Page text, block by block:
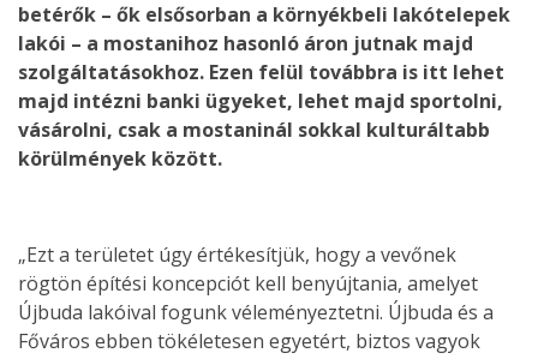
betérők – ők elsősorban a környékbeli lakótelepek
lakói – a mostanihoz hasonló áron jutnak majd
szolgáltatásokhoz. Ezen felül továbbra is itt lehet
majd intézni banki ügyeket, lehet majd sportolni,
vásárolni, csak a mostaninál sokkal kulturáltabb
körülmények között.
„Ezt a területet úgy értékesítjük, hogy a vevőnek
rögtön építési koncepciót kell benyújtania, amelyet
Újbuda lakóival fogunk véleményeztetni. Újbuda és a
Főváros ebben tökéletesen egyetért, biztos vagyok